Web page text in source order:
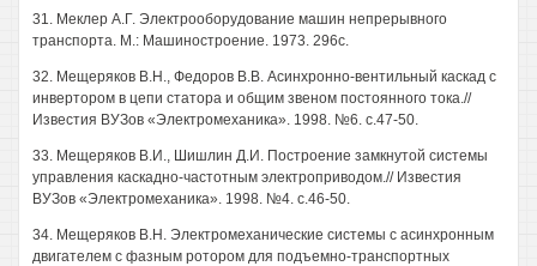
31. Меклер А.Г. Электрооборудование машин непрерывного
транспорта. М.: Машиностроение. 1973. 296с.
32. Мещеряков В.Н., Федоров В.В. Асинхронно-вентильный каскад с
инвертором в цепи статора и общим звеном постоянного тока.//
Известия ВУЗов «Электромеханика». 1998. №6. с.47-50.
33. Мещеряков В.И., Шишлин Д.И. Построение замкнутой системы
управления каскадно-частотным электроприводом.// Известия
ВУЗов «Электромеханика». 1998. №4. с.46-50.
34. Мещеряков В.Н. Электромеханические системы с асинхронным
двигателем с фазным ротором для подъемно-транспортных